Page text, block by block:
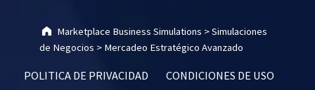
Marketplace Business Simulations >Simulaciones
de Negocios > Mercadeo Estratégico Avanzado
POLITICA DE PRIVACIDAD
CONDICIONES DE USO